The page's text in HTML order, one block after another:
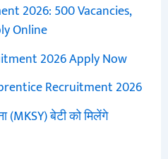
2026: 500 Vacancies,
Online
2026 Apply Now
Recruitment 2026
(MKSY) बेटी को मिलेंगे